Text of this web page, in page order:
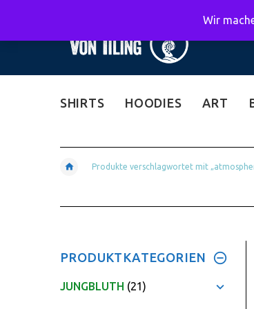
SHIRTS HOODIES ART
Produkte verschlagwortet mit
PRODUKTKATEGORIEN
JUNGBLUTH (21)
Wir